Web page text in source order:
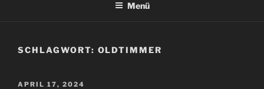
Menü
SCHLAGWORT: OLDTIMMER
VERÖFFENTLICHT
APRIL 17, 2024